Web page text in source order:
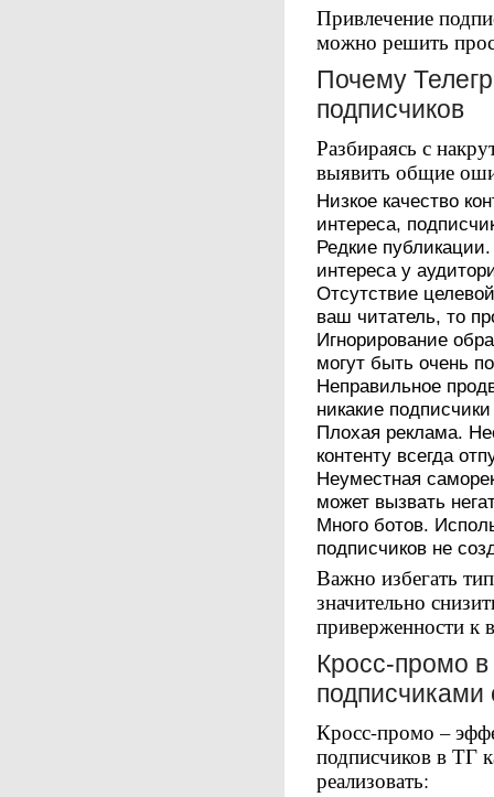
Привлечение
можно решить
Почему
подписчиков
Разбираясь с
выявить общие
Низкое качество
интереса,
Редкие
интереса у
Отсутствие
ваш читатель, то
Игнорирование
могут быть очень
Неправильное
никакие
Плохая реклама.
контенту всегда
Неуместная
может вызвать
Много ботов.
подписчиков не
Важно избегать
значительно
приверженности к
Кросс-промо
подписчиками
Кросс-промо –
подписчиков в ТГ
реализовать: